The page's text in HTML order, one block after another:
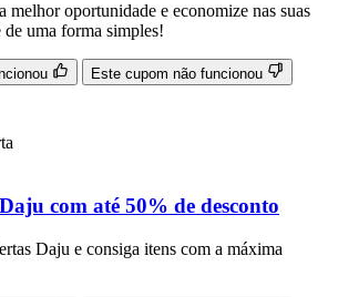
melhor oportunidade e economize nas suas
uma forma simples!
Este cupom não funcionou
com até 50% de desconto
Daju e consiga itens com a máxima